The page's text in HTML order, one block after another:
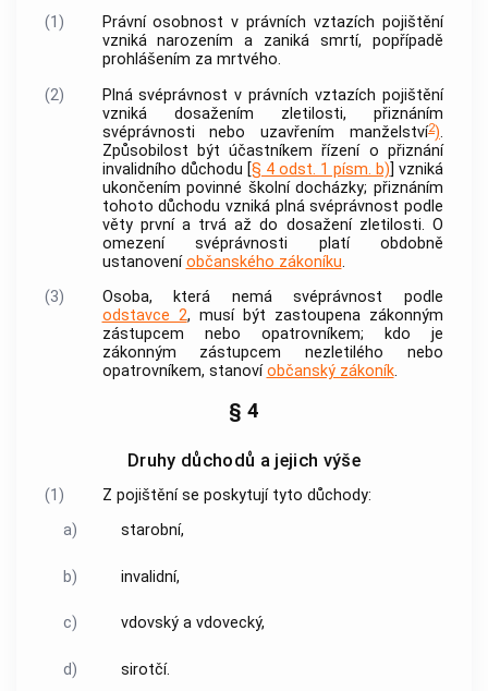
(1)
Právní osobnost v právních vztazích pojištění
vzniká narozením a zaniká smrtí, popřípadě
prohlášením za mrtvého.
(2)
Plná svéprávnost v právních vztazích pojištění
vzniká dosažením zletilosti, přiznáním
svéprávnosti nebo uzavřením manželství2).
Způsobilost být účastníkem řízení o přiznání
invalidního důchodu [§ 4 odst. 1 písm. b)] vzniká
ukončením povinné školní docházky; přiznáním
tohoto důchodu vzniká plná svéprávnost podle
věty první a trvá až do dosažení zletilosti. O
omezení svéprávnosti platí obdobně
ustanoveníobčanského zákoníku.
(3)
Osoba, která nemá svéprávnost podle
odstavce 2, musí být zastoupena zákonným
zástupcem nebo opatrovníkem; kdo je
zákonným zástupcem nezletilého nebo
opatrovníkem, stanovíobčanský zákoník.
§ 4
Druhy důchodů a jejich výše
(1)
Z pojištění se poskytují tyto důchody:
a)
starobní,
b) invalidní,
c) vdovský a vdovecký,
d) sirotčí.